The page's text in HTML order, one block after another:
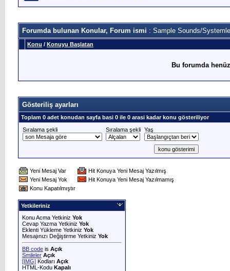
Forumda bulunan Konular, Forum ismi : Sample Sounds/
Konu / Konuyu Başlatan
Bu forumda
Gösteriliş ayarları
Toplam 0 adet konudan sayfa basi 0 ile 0 arasi kadar konu gösteriliyor
Sıralama şekli
Sıralama şekli Yaş
Yeni Mesaj Var
Hit Konuya Yeni Mesaj Yazılmış
Yeni Mesaj Yok
Hit Konuya Yeni Mesaj Yazılmamış
Konu Kapatılmıştır
Yetkileriniz
Konu Acma Yetkiniz Yok
Cevap Yazma Yetkiniz Yok
Eklenti Yükleme Yetkiniz Yok
Mesajınızı Değiştirme Yetkiniz Yok
BB code is Açık
Smileler Açık
[IMG] Kodları Açık
HTML-Kodu Kapalı